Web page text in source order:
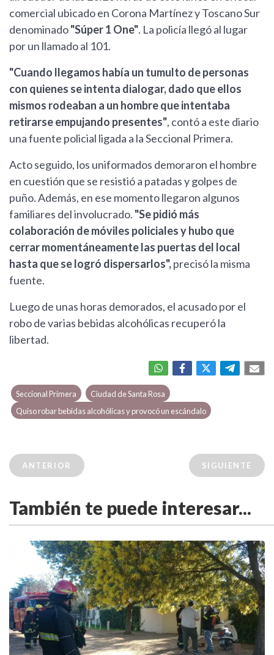
comercial ubicado en Corona Martínez y Toscano Sur
denominado"Súper 1 One". La policía llegó al lugar
por un llamado al 101.
"Cuando llegamos había un tumulto de personas
con quienes se intenta dialogar, dado que ellos
mismos rodeaban a un hombre que intentaba
retirarse empujando presentes", contó a este diario
una fuente policial ligada a la Seccional Primera.
Acto seguido, los uniformados demoraron el hombre
en cuestión que se resistió a patadas y golpes de
puño. Además, en ese momento llegaron algunos
familiares del involucrado. "Se pidió más
colaboración de móviles policiales y hubo que
cerrar momentáneamente las puertas del local
hasta que se logró dispersarlos",precisó la misma
fuente.
Luego de unas horas demorados, el acusado por el
robo de varias bebidas alcohólicas recuperó la
libertad.
Seccional Primera
Ciudad de Santa Rosa
Quiso robar bebidas alcohólicas y provocó un escándalo
ANTERIOR SIGUIENTE
También te puede interesar...